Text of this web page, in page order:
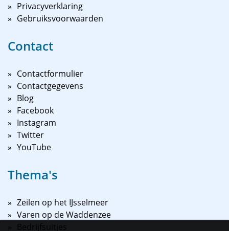
Privacyverklaring
Gebruiksvoorwaarden
Contact
Contactformulier
Contactgegevens
Blog
Facebook
Instagram
Twitter
YouTube
Thema's
Zeilen op het IJsselmeer
Varen op de Waddenzee
Bedrijfsuitjes